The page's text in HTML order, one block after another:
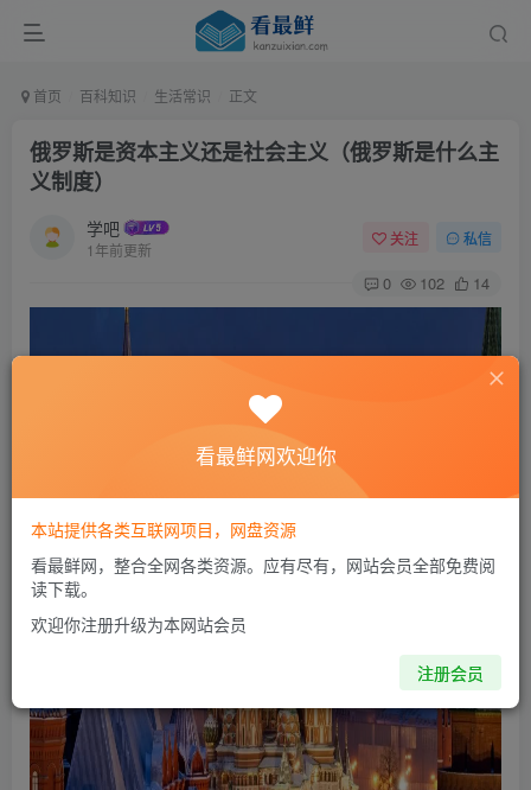
首页 百科知识 生活常识 正文
俄罗斯是资本主义还是社会主义（俄罗斯是什么主
义制度）
学吧
1年前更新
关注 私信
0 102 14
看最鲜网欢迎你
本站提供各类互联网项目，网盘资源
看最鲜网，整合全网各类资源。应有尽有，网站会员全部免费阅
读下载。
欢迎你注册升级为本网站会员
注册会员